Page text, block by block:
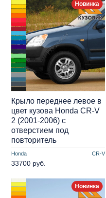
Новинка
Honda CR-V
Крыло переднее левое в
цвет кузова Honda CR-V
2 (2001-2006) с
отверстием под
повторитель
33700 руб.
Новинка